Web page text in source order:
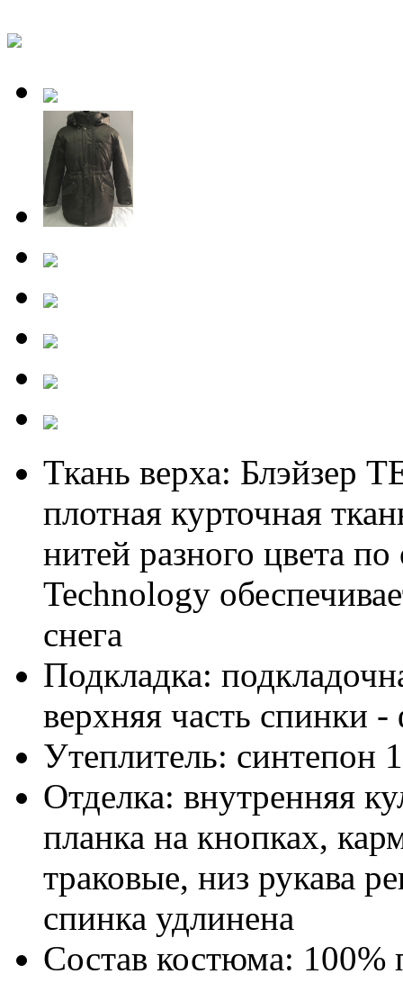
Ткань верха: Блэйзер
плотная курточная
нитей разного цвета
Technology
снега
Подкладка:
верхняя часть спинки -
Утеплитель: синтепон
Отделка: внутренняя
планка на кнопках,
траковые, низ рукава
спинка удлинена
Состав костюма: 100%